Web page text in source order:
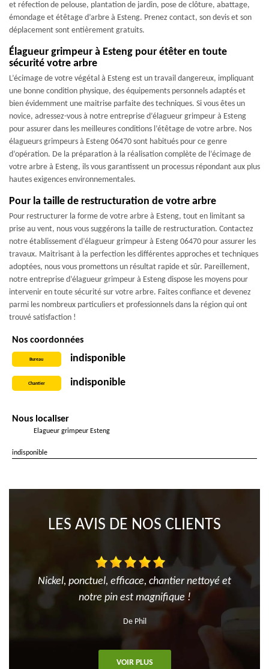
et réfection de pelouse, plantation de jardin, pose de clôture, abattage,
émondage et étêtage d’arbre à Esteng. Prenez contact, son devis et son
déplacement sont entièrement gratuits.
Élagueur grimpeur à Esteng pour étêter en toute
sécurité votre arbre
L’écimage de votre végétal à Esteng est un travail dangereux, impliquant
une bonne condition physique, des équipements personnels adaptés et
bien évidemment une maitrise parfaite des techniques. Si vous êtes un
novice, adressez-vous à notre entreprise d’élagueur grimpeur à Esteng
pour assurer dans les meilleures conditions l’étêtage de votre arbre. Nos
élagueurs grimpeurs à Esteng 06470 sont habitués pour ce genre
d’opération. De la préparation à la réalisation complète de l’écimage de
votre arbre à Esteng, ils vous garantissent un processus répondant aux plus
hautes exigences environnementales.
Pour la taille de restructuration de votre arbre
Pour restructurer la forme de votre arbre à Esteng, tout en limitant sa
prise au vent, nous vous suggérons la taille de restructuration. Contactez
notre établissement d’élagueur grimpeur à Esteng 06470 pour assurer les
travaux. Maitrisant à la perfection les différentes approches et techniques
adoptées, nous vous promettons un résultat rapide et sûr. Pareillement,
notre entreprise d’élagueur grimpeur à Esteng dispose les moyens pour
intervenir en toute sécurité sur votre arbre. Faites confiance et devenez
parmi les nombreux particuliers et professionnels dans la région qui ont
trouvé satisfaction !
Nos coordonnées
Bureau indisponible
Chantier indisponible
Nous localiser
Elagueur grimpeur Esteng
indisponible
LES AVIS DE NOS CLIENTS
Nickel, ponctuel, efficace, chantier nettoyé et
notre pin est magnifique !
De Phil
VOIR PLUS